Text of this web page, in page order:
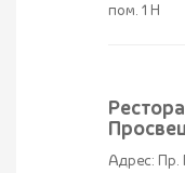
пом. 1 Н
Адрес: Пр.